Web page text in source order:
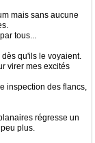
mais sans aucune
tous...
qu'ils le voyaient.
virer mes excités
inspection des flancs,
régresse un
plus.